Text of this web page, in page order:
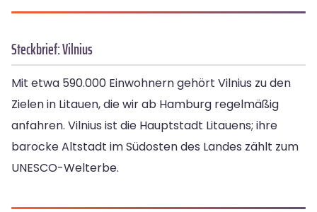
Steckbrief: Vilnius
Mit etwa 590.000 Einwohnern gehört Vilnius zu den
Zielen in Litauen, die wir ab Hamburg regelmäßig
anfahren. Vilnius ist die Hauptstadt Litauens; ihre
barocke Altstadt im Südosten des Landes zählt zum
UNESCO-Welterbe.